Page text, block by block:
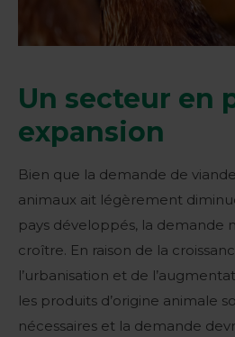
Un secteur en
expansion
Bien que la demande de
animaux ait légèrement
pays développés, la demande
croître. En raison de la
l’urbanisation et de
les produits d’origine animale
nécessaires et la demande